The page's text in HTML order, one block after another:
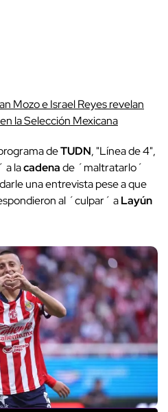
Mozo e Israel Reyes revelan
la Selección Mexicana
deTUDN, "Línea de 4",
a lacadenade ´maltratarlo´
una entrevista pese a que
al ´culpar´ aLayún